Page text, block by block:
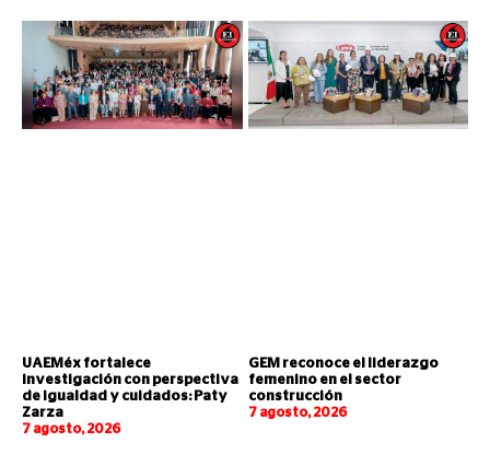
UAEMéx fortalece
investigación con perspectiva
de igualdad y cuidados: Paty
Zarza
7 agosto, 2026
GEM reconoce el liderazgo
femenino en el sector
construcción
7 agosto, 2026